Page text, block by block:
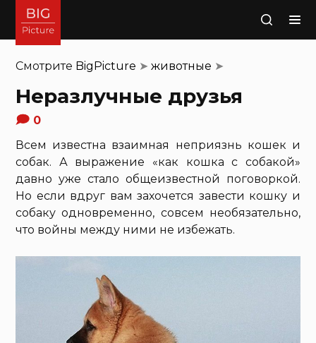
Поиск
Смотрите BigPicture ➤животные ➤
Неразлучные друзья
0
Всем известна взаимная неприязнь кошек и
собак. А выражение «как кошка с собакой»
давно уже стало общеизвестной поговоркой.
Но если вдруг вам захочется завести кошку и
собаку одновременно, совсем необязательно,
что войны между ними не избежать.